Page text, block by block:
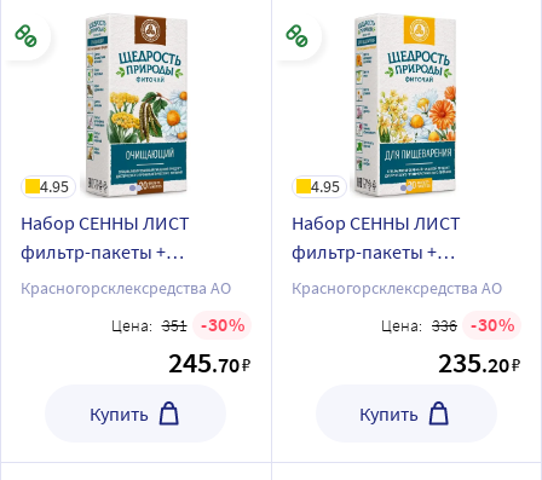
4.95
Набор СЕННЫ ЛИСТ
фильтр-пакеты +
ЩЕДРОСТЬ ПРИРОДЫ
фильтр-пакеты
Красногорсклексредства АО
Цена: 351 30
245.70₽
Купить
4.95
Набор СЕННЫ ЛИСТ
фильтр-пакеты +
ЩЕДРОСТЬ ПРИРОДЫ
ПИЩЕВАРЕНИЯ фильтр-
Красногорсклексредства АО
Цена: 336 30
235.20₽
Купить